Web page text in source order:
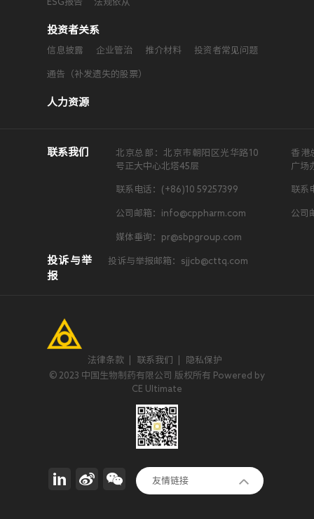
投资者关系
信息披露 企业管治 推介材料 投资者常见问题
通告（补发遗失的股票）
人力资源
联系我们
北京总部：北京市朝阳区光华路10
号正大中心北塔45层
联系电话：(+86)10 59257399
公司邮箱：info@cppharm.com
媒体垂询：pr@sbpgroup.com
香港
广场
联系
公司
投诉与举
报
投诉与举报邮箱：sjjcb@cttq.com
法律条款 联系我们
隐私保护
© 2023 中国生物制药有限公司 版权所有 Powered by
CE Ultimate
友情链接
正大集团